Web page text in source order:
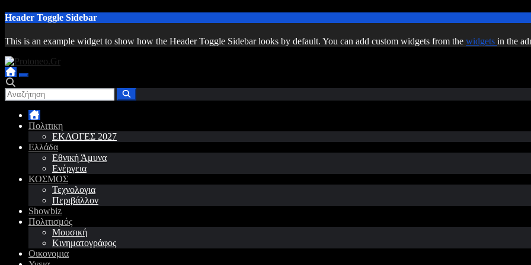
Μετάβαση
περιεχόμενο
Header Toggle Sidebar
This is an example widget to show how the Header Toggle Sidebar looks by default. You can add custom widgets from the widgets in the
Πολιτικη
ΕΚΛΟΓΕΣ 2027
Ελλάδα
Εθνική Άμυνα
Ενέργεια
ΚΟΣΜΟΣ
Τεχνολογια
Περιβάλλον
Showbiz
Πολιτισμός
Μουσική
Κινηματογράφος
Οικονομια